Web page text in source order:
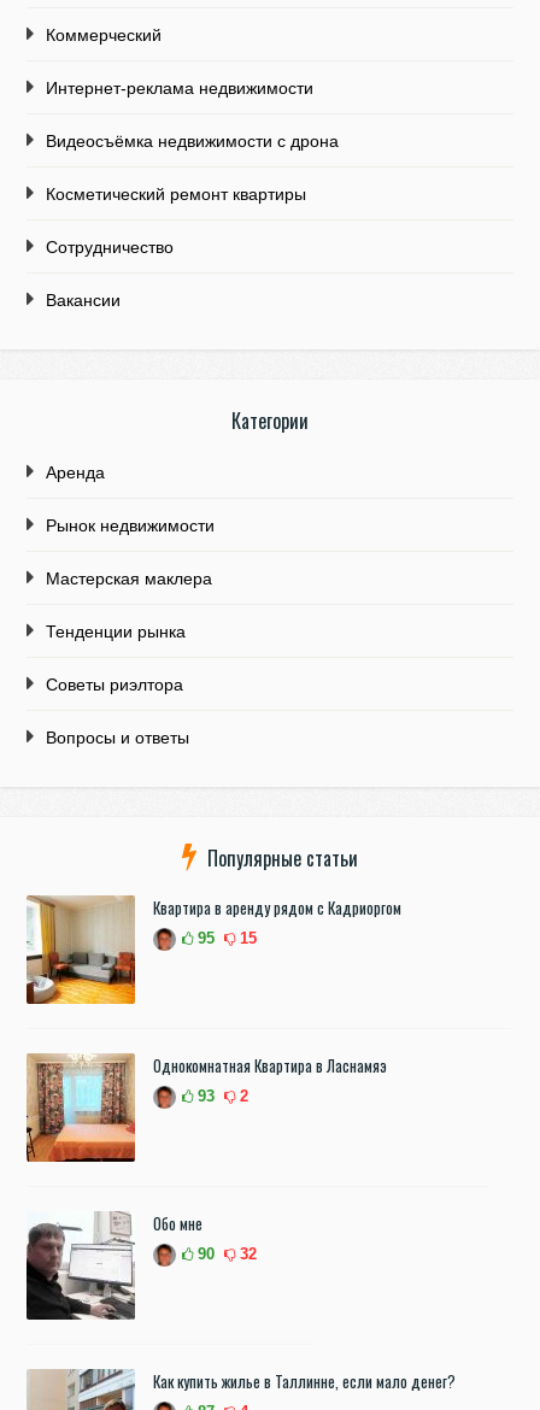
Коммерческий
Интернет-реклама недвижимости
Видеосъёмка недвижимости с дрона
Косметический ремонт квартиры
Сотрудничество
Вакансии
Категории
Аренда
Рынок недвижимости
Мастерская маклера
Тенденции рынка
Советы риэлтора
Вопросы и ответы
Популярные статьи
Квартира в аренду рядом с Кадриоргом
95 15
Однокомнатная Квартира в Ласнамяэ
93 2
Обо мне
90 32
Как купить жилье в Таллинне, если мало денег?